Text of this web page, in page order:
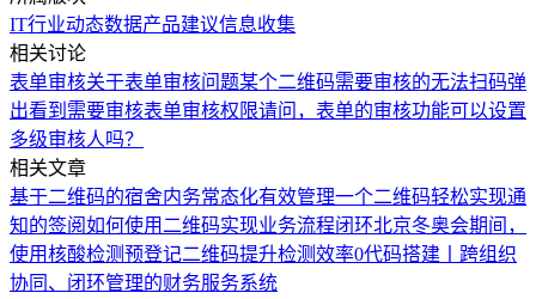
IT行业动态数据产品建议信息收集
相关讨论
表单审核关于表单审核问题某个二维码需要审核的无法扫码弹
出看到需要审核表单审核权限请问，表单的审核功能可以设置
多级审核人吗？
相关文章
基于二维码的宿舍内务常态化有效管理一个二维码轻松实现通
知的签阅如何使用二维码实现业务流程闭环北京冬奥会期间，
使用核酸检测预登记二维码提升检测效率0代码搭建丨跨组织
协同、闭环管理的财务服务系统